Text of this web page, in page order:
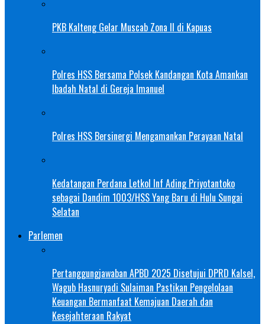
PKB Kalteng Gelar Muscab Zona II di Kapuas
Polres HSS Bersama Polsek Kandangan Kota Amankan
Ibadah Natal di Gereja Imanuel
Polres HSS Bersinergi Mengamankan Perayaan Natal
Kedatangan Perdana Letkol Inf Ading Priyotantoko
sebagai Dandim 1003/HSS Yang Baru di Hulu Sungai
Selatan
Parlemen
Pertanggungjawaban APBD 2025 Disetujui DPRD Kalsel,
Wagub Hasnuryadi Sulaiman Pastikan Pengelolaan
Keuangan Bermanfaat Kemajuan Daerah dan
Kesejahteraan Rakyat